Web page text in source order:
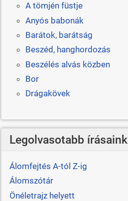
A tömjén füstje
Anyós babonák
Barátok, barátság
Beszéd, hanghordozás
Beszélés alvás közben
Bor
Drágakövek
Legolvasotabb írásaink
Álomfejtés A-tól Z-ig
Álomszótár
Önéletrajz helyett